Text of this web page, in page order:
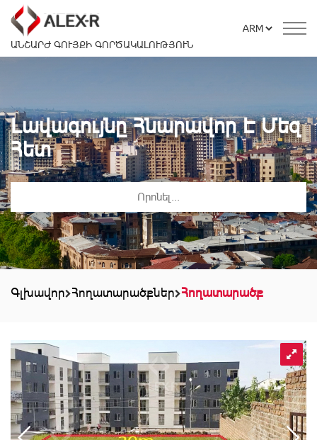
ԱՆՇԱՐԺ ԳՈՒՅՔԻ ԳՈՐԾԱԿԱԼՈՒԹՅՈՒՆ
Լավագույնը Հնարավոր Է Մեզ
Հետ
Գլխավոր Հողատարածքներ Հողատարածք